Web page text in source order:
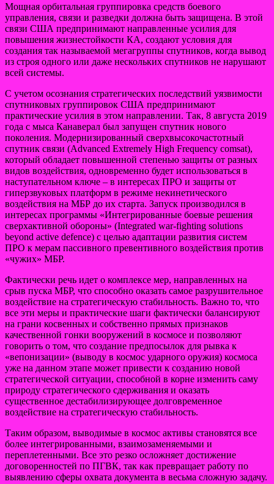
Мощная орбитальная группировка средств боевого
управления, связи и разведки должна быть защищена. В этой
связи США предпринимают направленные усилия для
повышения жизнестойкости КА, создают условия для
создания так называемой мегагруппы спутников, когда вывод
из строя одного или даже нескольких спутников не нарушают
всей системы.
C учетом осознания стратегических последствий уязвимости
спутниковых группировок США предпринимают
практические усилия в этом направлении. Так, 8 августа 2019
года с мыса Канаверал был запущен спутник нового
поколения. Модернизированный сверхвысокочастотный
спутник связи (Advanced Extremely High Frequency comsat),
который обладает повышенной степенью защиты от разных
видов воздействия, одновременно будет использоваться в
наступательном ключе – в интересах ПРО и защиты от
гиперзвуковых платформ в режиме некинетического
воздействия на МБР до их старта. Запуск производился в
интересах программы «Интегрированные боевые решения
сверхактивной обороны» (Integrated war-fighting solutions
beyond active defence) с целью адаптации развития систем
ПРО к мерам пассивного превентивного воздействия против
«чужих» МБР.
Фактически речь идет о комплексе мер, направленных на
срыв пуска МБР, что способно оказать самое разрушительное
воздействие на стратегическую стабильность. Важно то, что
все эти меры и практические шаги фактически балансируют
на грани косвенных и собственно прямых признаков
качественной гонки вооружений в космосе и позволяют
говорить о том, что создание предпосылок для рывка к
«вепонизации» (выводу в космос ударного оружия) космоса
уже на данном этапе может привести к созданию новой
стратегической ситуации, способной в корне изменить саму
природу стратегического сдерживания и оказать
существенное дестабилизирующее долговременное
воздействие на стратегическую стабильность.
Таким образом, выводимые в космос активы становятся все
более интегрированными, взаимозаменяемыми и
переплетенными. Все это резко осложняет достижение
договоренностей по ПГВК, так как превращает работу по
выявлению сферы охвата документа в весьма сложную задачу.